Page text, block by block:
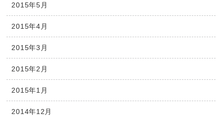
2015年5月
2015年4月
2015年3月
2015年2月
2015年1月
2014年12月